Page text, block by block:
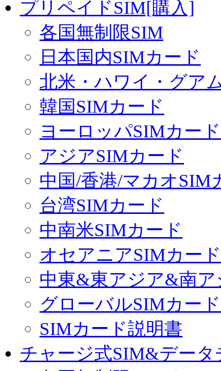
プリペイドSIM[購入]
各国無制限SIM
日本国内SIMカード
北米・ハワイ・グア
韓国SIMカード
ヨーロッパSIMカード
アジアSIMカード
中国/香港/マカオSIM
台湾SIMカード
中南米SIMカード
オセアニアSIMカード
中東&東アジア&南
グローバルSIMカード
SIMカード説明書
チャージ式SIM&デー